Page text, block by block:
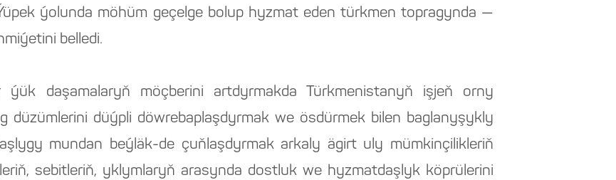
ýolunda möhüm geçelge bolup hyzmat eden türkmen topragynda —
belledi.
daşamalaryň möçberini artdyrmakda Türkmenistanyň işjeň orny
düzümlerini düýpli döwrebaplaşdyrmak we ösdürmek bilen baglanyşykly
mundan beýläk-de çuňlaşdyrmak arkaly ägirt uly mümkinçilikleriň
sebitleriň, yklymlaryň arasynda dostluk we hyzmatdaşlyk köprülerini